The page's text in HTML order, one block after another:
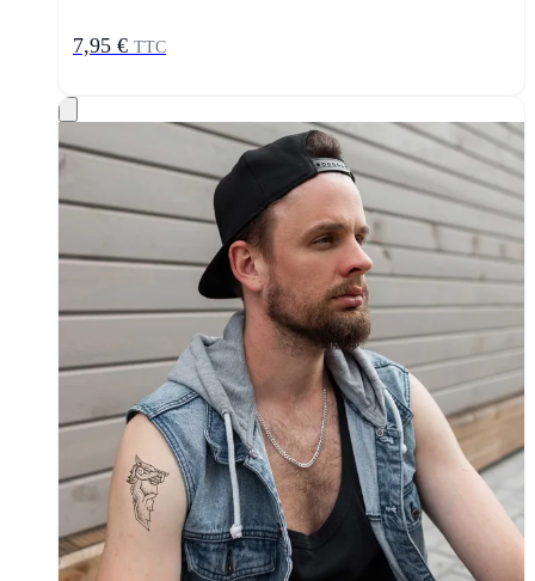
7,95 € TTC